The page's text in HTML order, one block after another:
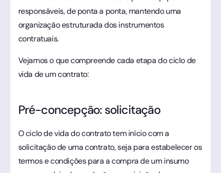
responsáveis, de ponta a ponta, mantendo uma
organização estruturada dos instrumentos
contratuais.
Vejamos o que compreende cada etapa do ciclo de
vida de um contrato:
Pré-concepção: solicitação
O ciclo de vida do contrato tem início com a
solicitação de uma contrato, seja para estabelecer os
termos e condições para a compra de um insumo